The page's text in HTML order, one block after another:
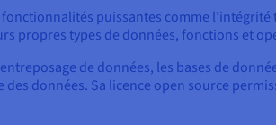
puissantes comme
propres types de données, fonctions et
de données, les bases de
données. Sa licence open source